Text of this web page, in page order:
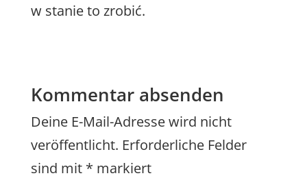
w stanie to zrobić.
Kommentar absenden
Deine E-Mail-Adresse wird nicht
veröffentlicht. Erforderliche Felder
sind mit * markiert